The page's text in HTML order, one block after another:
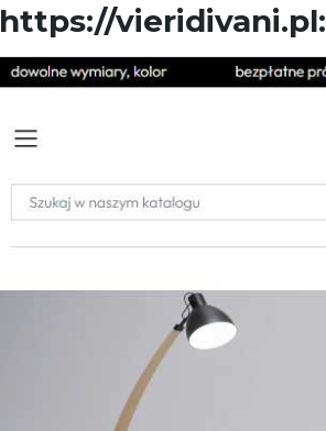
https://vieridivani.pl: